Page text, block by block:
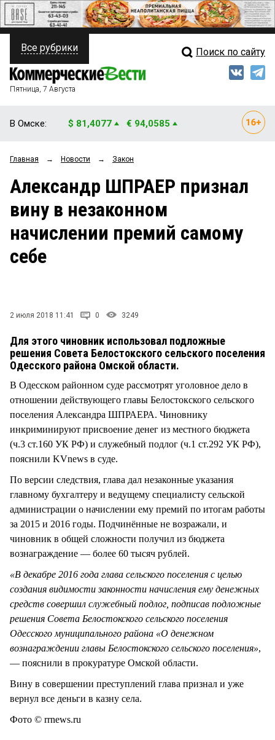
ПОЛИТИКА
ФИНАНСЫ
ОБЩЕСТВО
ЗАКОН
НОВОСТИ КОМПАНИЙ
ПРОИСШЕСТВИЯ
Свежий выпуск
Рейтинги
Блоги
Архив
Все рубрики Поиск по сайту
Пятница, 7 Августа
В Омске: $ 81,4077 € 94,0585
Главная → Новости → Закон
Александр ШПРАЕР признал
вину в незаконном
начислении премий самому
себе
2 июля 2018 11:41 0 3249
Для этого чиновник использовал подложные
решения Совета Белостокского сельского поселения
Одесского района Омской области.
В Одесском районном суде рассмотрят уголовное дело в
отношении действующего главы Белостокского сельского
поселения Александра ШПРАЕРА. Чиновнику
инкриминируют присвоение денег из местного бюджета
(ч.3 ст.160 УК РФ) и служебный подлог (ч.1 ст.292 УК РФ),
пояснили KVnews в суде.
По версии следствия, глава дал незаконные указания
главному бухгалтеру и ведущему специалисту сельской
администрации о начислении ему премий по итогам работы
за 2015 и 2016 годы. Подчинённые не возражали, и
чиновник в общей сложности получил из бюджета
вознаграждение — более 60 тысяч рублей.
«В декабре 2016 года глава сельского поселения с целью
создания видимости законности начисления ему денежных
средств совершил служебный подлог, подписав подложные
решения Совета Белостокского сельского поселения
Одесского муниципального района «О денежном
вознаграждении главы Белостокского сельского поселения»,
— пояснили в прокуратуре Омской области.
Вину в совершении преступлений глава признал и уже
вернул все деньги в казну села.
Фото © rrnews.ru